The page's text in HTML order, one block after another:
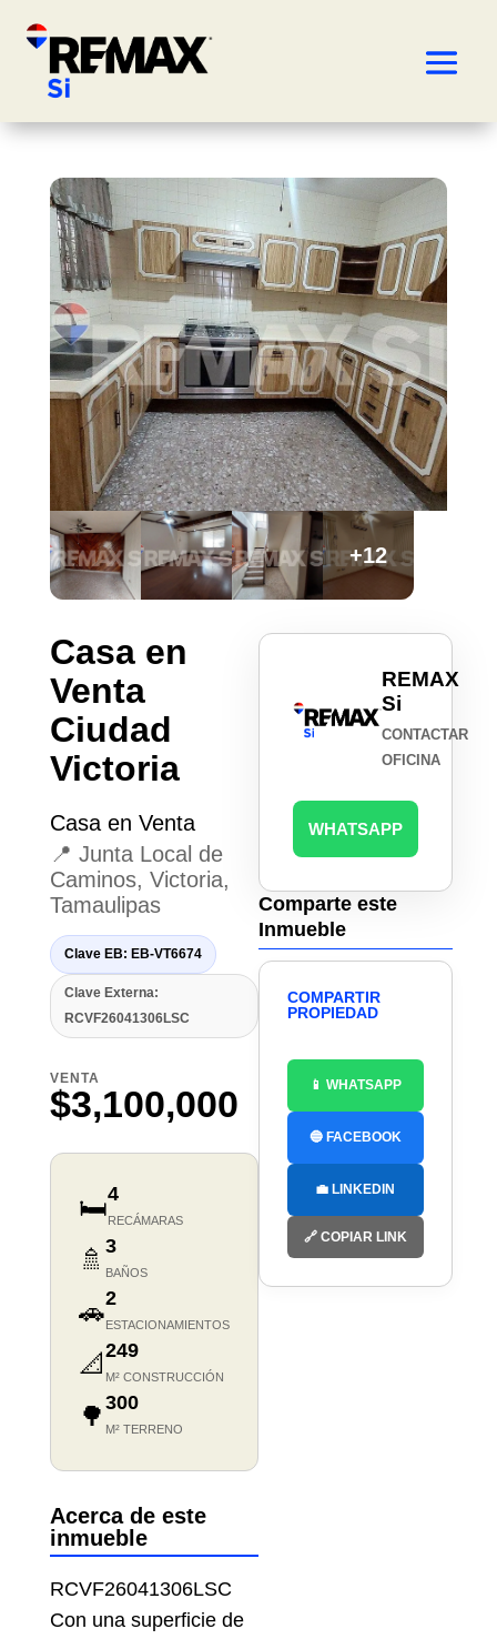
+12
Casa en
Venta
Ciudad
Victoria
Casa en Venta
📍 Junta Local de
Caminos, Victoria,
Tamaulipas
Clave EB: EB-VT6674
Clave Externa:
RCVF26041306LSC
VENTA
$3,100,000
🛏️4
RECÁMARAS
🚿 3
BAÑOS
🚗2
ESTACIONAMIENTOS
📐 249
M² CONSTRUCCIÓN
🌳 300
M² TERRENO
Acerca de este
inmueble
RCVF26041306LSC
Con una superficie de
REMAX
Si
CONTACTAR
OFICINA
WHATSAPP
Comparte este
Inmueble
COMPARTIR
PROPIEDAD
📱 WHATSAPP
🔵 FACEBOOK
💼 LINKEDIN
🔗 COPIAR LINK